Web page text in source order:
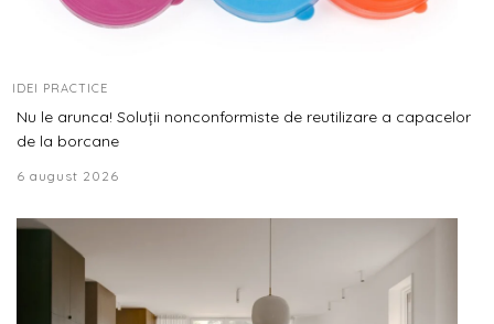
IDEI PRACTICE
Nu le arunca! Soluții nonconformiste de reutilizare a capacelor
de la borcane
6 august 2026